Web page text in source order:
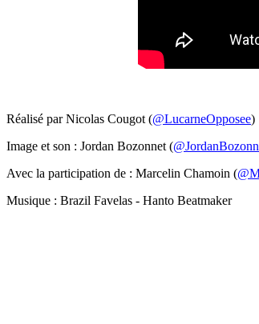
Réalisé par Nicolas Cougot (@LucarneOpposee)
Image et son : Jordan Bozonnet (
Avec la participation de : Marcelin Chamoin (
Musique : Brazil Favelas - Hanto Beatmaker